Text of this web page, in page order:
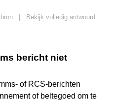
Bekijk volledig antwoord
bericht niet
of RCS-berichten
of beltegoed om te